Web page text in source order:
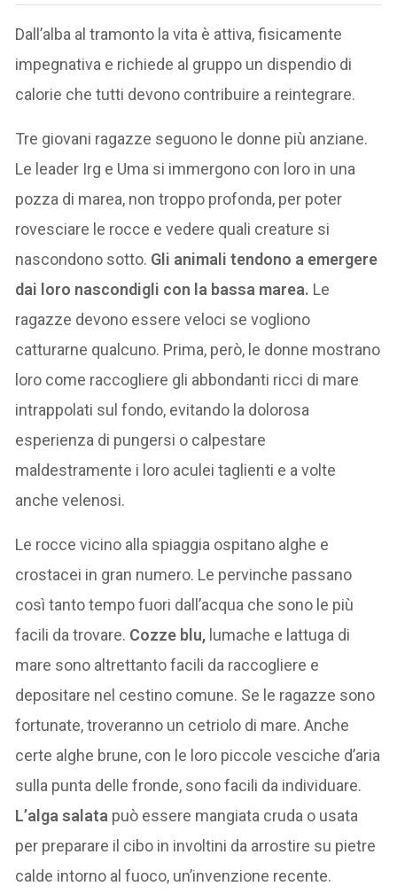
Dall’alba al tramonto la vita è attiva, fisicamente
impegnativa e richiede al gruppo un dispendio di
calorie che tutti devono contribuire a reintegrare.
Tre giovani ragazze seguono le donne più anziane.
Le leader Irg e Uma si immergono con loro in una
pozza di marea, non troppo profonda, per poter
rovesciare le rocce e vedere quali creature si
nascondono sotto. Gli animali tendono a emergere
dai loro nascondigli con la bassa marea. Le
ragazze devono essere veloci se vogliono
catturarne qualcuno. Prima, però, le donne mostrano
loro come raccogliere gli abbondanti ricci di mare
intrappolati sul fondo, evitando la dolorosa
esperienza di pungersi o calpestare
maldestramente i loro aculei taglienti e a volte
anche velenosi.
Le rocce vicino alla spiaggia ospitano alghe e
crostacei in gran numero. Le pervinche passano
così tanto tempo fuori dall’acqua che sono le più
facili da trovare. Cozze blu, lumache e lattuga di
mare sono altrettanto facili da raccogliere e
depositare nel cestino comune. Se le ragazze sono
fortunate, troveranno un cetriolo di mare. Anche
certe alghe brune, con le loro piccole vesciche d’aria
sulla punta delle fronde, sono facili da individuare.
L’alga salata può essere mangiata cruda o usata
per preparare il cibo in involtini da arrostire su pietre
calde intorno al fuoco, un’invenzione recente.